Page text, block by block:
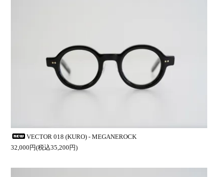
VECTOR 018 (KURO) - MEGANEROCK
32,000円(税込35,200円)